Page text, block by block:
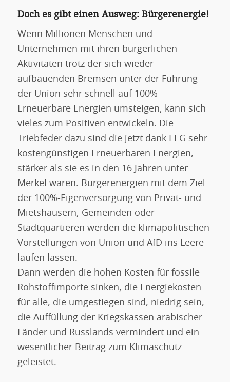
Doch es gibt einen Ausweg: Bürgerenergie!
Wenn Millionen Menschen und
Unternehmen mit ihren bürgerlichen
Aktivitäten trotz der sich wieder
aufbauenden Bremsen unter der Führung
der Union sehr schnell auf 100%
Erneuerbare Energien umsteigen, kann sich
vieles zum Positiven entwickeln. Die
Triebfeder dazu sind die jetzt dank EEG sehr
kostengünstigen Erneuerbaren Energien,
stärker als sie es in den 16 Jahren unter
Merkel waren. Bürgerenergien mit dem Ziel
der 100%-Eigenversorgung von Privat- und
Mietshäusern, Gemeinden oder
Stadtquartieren werden die klimapolitischen
Vorstellungen von Union und AfD ins Leere
laufen lassen.
Dann werden die hohen Kosten für fossile
Rohstoffimporte sinken, die Energiekosten
für alle, die umgestiegen sind, niedrig sein,
die Auffüllung der Kriegskassen arabischer
Länder und Russlands vermindert und ein
wesentlicher Beitrag zum Klimaschutz
geleistet.